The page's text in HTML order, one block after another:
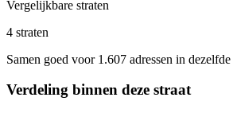
Vergelijkbare straten
4 straten
Samen goed voor 1.607 adressen in
Verdeling binnen deze straat